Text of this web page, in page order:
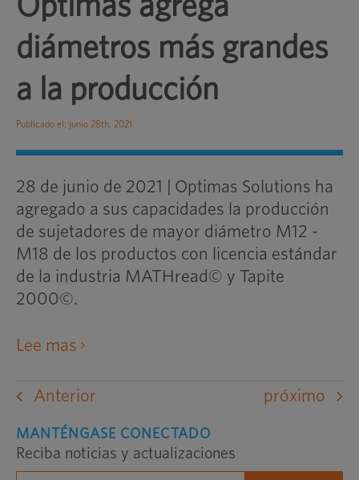
Optimas agrega
diámetros más grandes
a la producción
Publicado el: junio 28th, 2021
28 de junio de 2021
Optimas Solutions ha
agregado a sus capacidades la producción
de sujetadores de mayor diámetro M12 -
M18 de los productos con licencia estándar
de la industria MATHread© y Tapite
2000©.
Lee masabre
sitio
externo
en
Anterior próximo
MANTÉNGASE CONECTADO
Reciba noticias y actualizaciones